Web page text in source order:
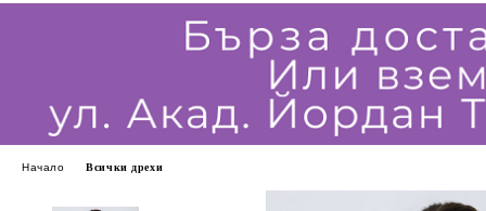
Начало Всички дрехи